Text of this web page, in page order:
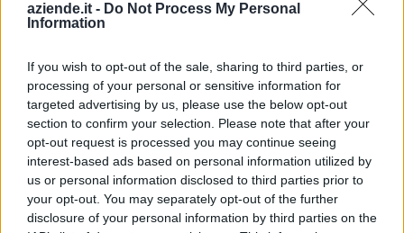
aziende.it - Do Not Process My Personal
Information
If you wish to opt-out of the sale, sharing to third parties, or
processing of your personal or sensitive information for
targeted advertising by us, please use the below opt-out
section to confirm your selection. Please note that after your
opt-out request is processed you may continue seeing
interest-based ads based on personal information utilized by
us or personal information disclosed to third parties prior to
your opt-out. You may separately opt-out of the further
disclosure of your personal information by third parties on the
WORLD CART
S.R.L.
25-50 milioni Persico Dosimo
S.I.L.C. S.P.A. 50-100 milioni Trescore Cremasco
C.I.M. CARDIFICIO
ITALIANO S.P.A.
25-50 milioni Vaiano Cremasco
CARTERIA S.R.L.
CON SOCIO
UNICO
5-10 milioni Lissone